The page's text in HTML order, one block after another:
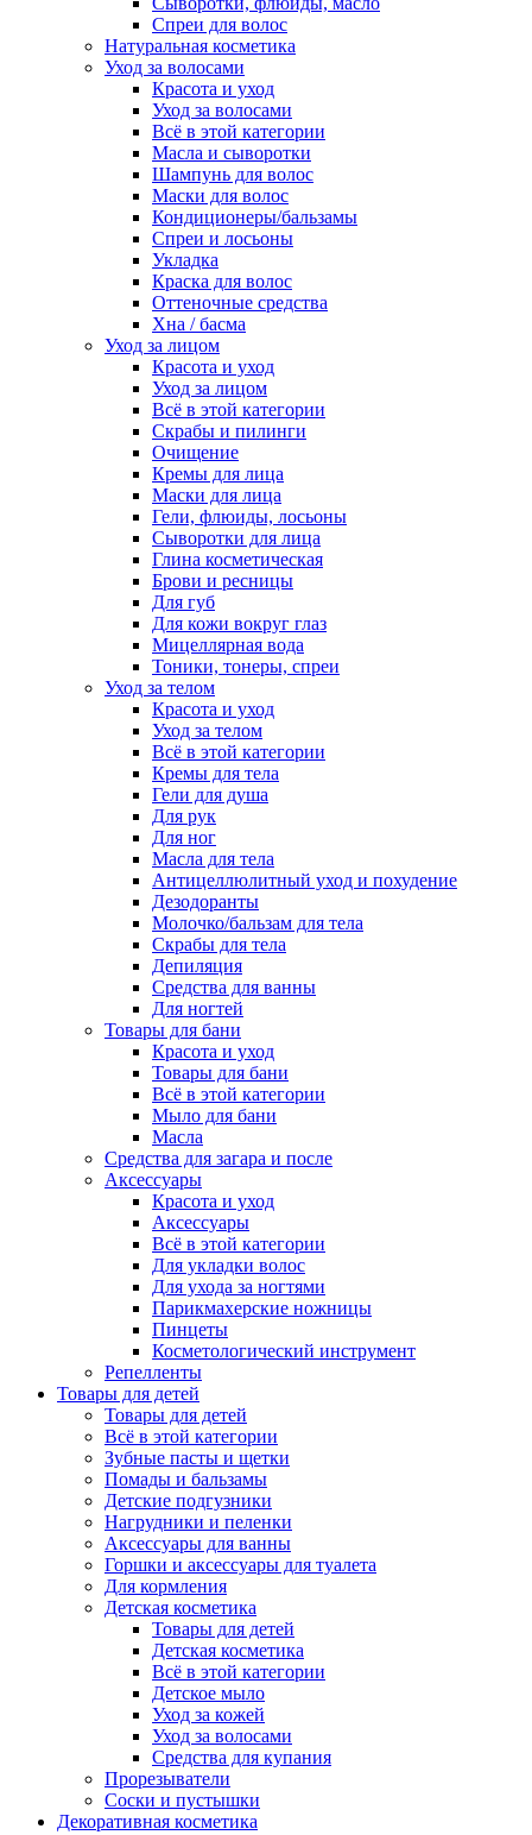
Спреи для волос
Натуральная косметика
Уход за волосами
Красота и уход
Уход за волосами
Всё в этой категории
Масла и сыворотки
Шампунь для волос
Маски для волос
Кондиционеры/бальзамы
Спреи и лосьоны
Укладка
Краска для волос
Оттеночные средства
Хна / басма
Уход за лицом
Красота и уход
Уход за лицом
Всё в этой категории
Скрабы и пилинги
Очищение
Кремы для лица
Маски для лица
Гели, флюиды, лосьоны
Сыворотки для лица
Глина косметическая
Брови и ресницы
Для губ
Для кожи вокруг глаз
Мицеллярная вода
Тоники, тонеры, спреи
Уход за телом
Красота и уход
Уход за телом
Всё в этой категории
Кремы для тела
Гели для душа
Для рук
Для ног
Масла для тела
Антицеллюлитный уход и похудение
Дезодоранты
Молочко/бальзам для тела
Скрабы для тела
Депиляция
Средства для ванны
Для ногтей
Товары для бани
Красота и уход
Товары для бани
Всё в этой категории
Мыло для бани
Масла
Средства для загара и после
Аксессуары
Красота и уход
Аксессуары
Всё в этой категории
Для укладки волос
Для ухода за ногтями
Парикмахерские ножницы
Пинцеты
Косметологический инструмент
Репелленты
Товары для детей
Товары для детей
Всё в этой категории
Зубные пасты и щетки
Помады и бальзамы
Детские подгузники
Нагрудники и пеленки
Аксессуары для ванны
Горшки и аксессуары для туалета
Для кормления
Детская косметика
Товары для детей
Детская косметика
Всё в этой категории
Детское мыло
Уход за кожей
Уход за волосами
Средства для купания
Прорезыватели
Соски и пустышки
Декоративная косметика